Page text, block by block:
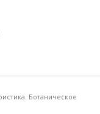
Ботаническое